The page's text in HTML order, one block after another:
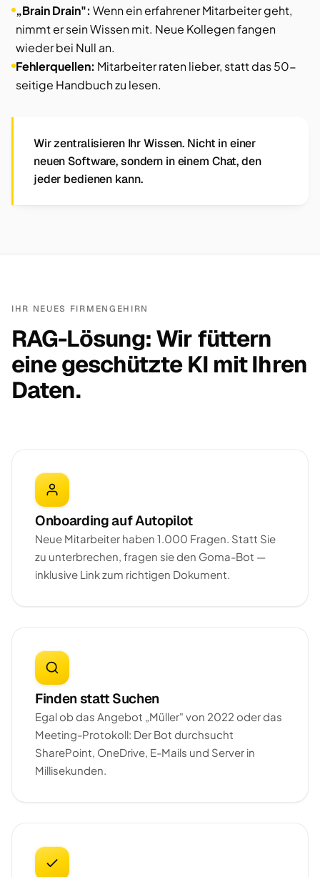
„Brain Drain": Wenn ein erfahrener Mitarbeiter geht,
nimmt er sein Wissen mit. Neue Kollegen fangen
wieder bei Null an.
Fehlerquellen: Mitarbeiter raten lieber, statt das 50-
seitige Handbuch zu lesen.
Wir zentralisieren Ihr Wissen. Nicht in einer
neuen Software, sondern in einem Chat, den
jeder bedienen kann.
IHR NEUES FIRMENGEHIRN
RAG-Lösung: Wir füttern
eine geschützte KI mit Ihren
Daten.
Onboarding auf Autopilot
Neue Mitarbeiter haben 1.000 Fragen. Statt Sie
zu unterbrechen, fragen sie den Goma-Bot —
inklusive Link zum richtigen Dokument.
Finden statt Suchen
Egal ob das Angebot „Müller" von 2022 oder das
Meeting-Protokoll: Der Bot durchsucht
SharePoint, OneDrive, E-Mails und Server in
Millisekunden.